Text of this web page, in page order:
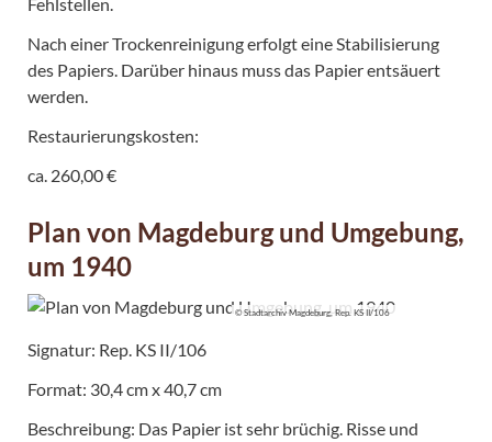
Nach einer Trockenreinigung erfolgt eine Stabilisierung
des Papiers. Darüber hinaus muss das Papier entsäuert
werden.
Restaurierungskosten:
ca. 260,00 €
Plan von Magdeburg und Umgebung,
um 1940
© Stadtarchiv Magdeburg, Rep. KS II/106
Signatur: Rep. KS II/106
Format: 30,4 cm x 40,7 cm
Beschreibung: Das Papier ist sehr brüchig. Risse und